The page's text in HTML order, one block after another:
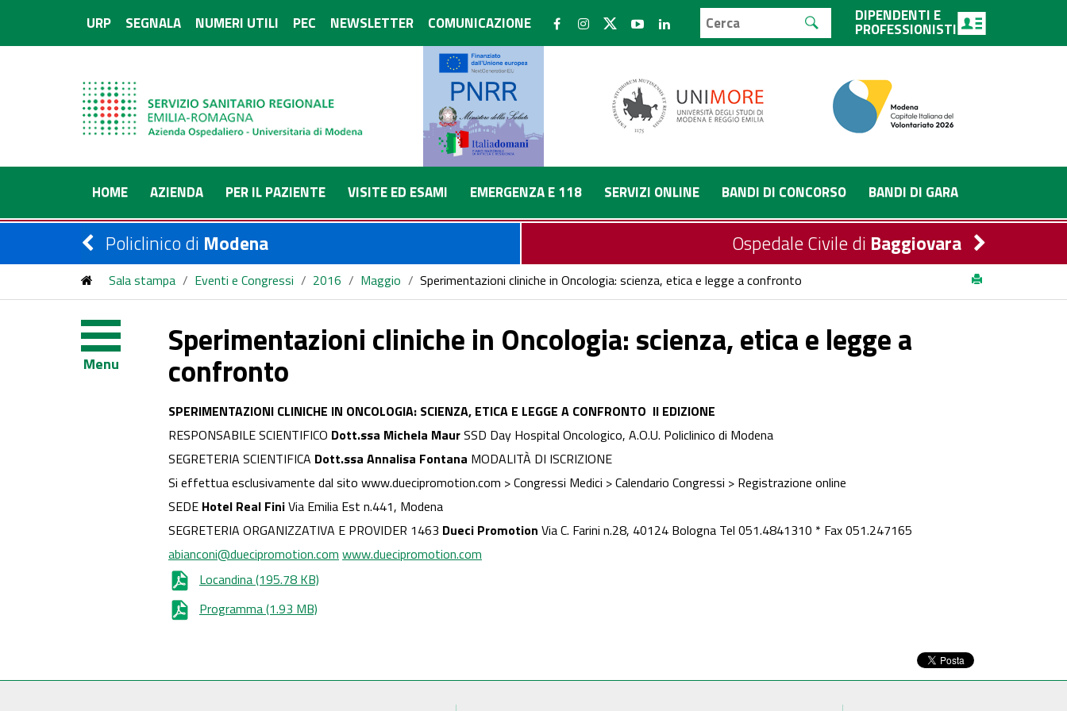
URP SEGNALA NUMERI UTILI PEC NEWSLETTER COMUNICAZIONE DIPENDENTI E
PROFESSIONISTI
HOME AZIENDA PER IL PAZIENTE VISITE ED ESAMI EMERGENZA E 118 SERVIZI ONLINE BANDI DI CONCORSO BANDI DI GARA
Policlinico di Modena Ospedale Civile di Baggiovara
Sala stampa / Eventi e Congressi / 2016 / Maggio / Sperimentazioni cliniche in Oncologia: scienza, etica e legge a confronto
Menu
Sperimentazioni cliniche in Oncologia: scienza, etica e legge a
confronto
SPERIMENTAZIONI CLINICHE IN ONCOLOGIA: SCIENZA, ETICA E LEGGE A CONFRONTO II EDIZIONE
RESPONSABILE SCIENTIFICO Dott.ssa Michela MaurSSD Day Hospital Oncologico, A.O.U. Policlinico di Modena
SEGRETERIA SCIENTIFICA Dott.ssa Annalisa Fontana MODALITÀ DI ISCRIZIONE
Si effettua esclusivamente dal sito www.duecipromotion.com > Congressi Medici > Calendario Congressi > Registrazione online
SEDE Hotel Real FiniVia Emilia Est n.441, Modena
SEGRETERIA ORGANIZZATIVA E PROVIDER 1463 Dueci Promotion Via C. Farini n.28, 40124 Bologna Tel 051.4841310 * Fax 051.247165
abianconi@duecipromotion.com www.duecipromotion.com
Locandina(195.78 KB)
Programma(1.93 MB)